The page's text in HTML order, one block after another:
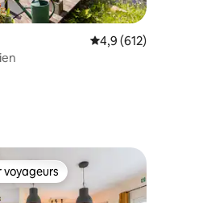
Évaluation moyenne
4,9 (612)